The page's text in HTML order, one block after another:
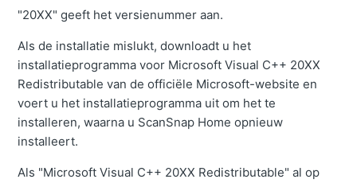
"20XX" geeft het versienummer aan.
Als de installatie mislukt, downloadt u het
installatieprogramma voor Microsoft Visual C++ 20XX
Redistributable van de officiële Microsoft-website en
voert u het installatieprogramma uit om het te
installeren, waarna u ScanSnap Home opnieuw
installeert.
Als "Microsoft Visual C++ 20XX Redistributable" al op